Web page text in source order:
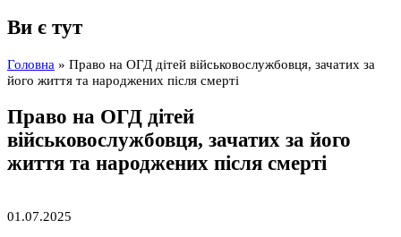
Ви є тут
Головна » Право на ОГД дітей військовослужбовця, зачатих за
його життя та народжених після смерті
Право на ОГД дітей
військовослужбовця, зачатих за його
життя та народжених після смерті
01.07.2025